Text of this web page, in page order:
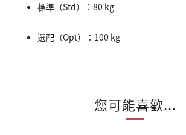
標準（Std）：80 kg
選配（Opt）：100 kg
您可能喜歡...